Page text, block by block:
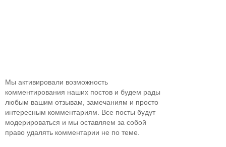
Мы активировали возможность
комментирования наших постов и будем рады
любым вашим отзывам, замечаниям и просто
интересным комментариям. Все посты будут
модерироваться и мы оставляем за собой
право удалять комментарии не по теме.